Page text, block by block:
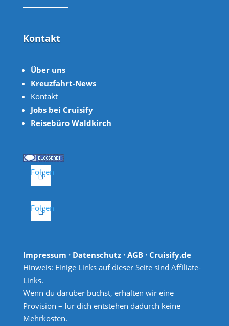
Kontakt
Über uns
Kreuzfahrt-News
Kontakt
Jobs bei Cruisify
Reisebüro Waldkirch
Folgen
Folgen
Impressum · Datenschutz· AGB· Cruisify.de
Hinweis: Einige Links auf dieser Seite sind Affiliate-
Links.
Wenn du darüber buchst, erhalten wir eine
Provision – für dich entstehen dadurch keine
Mehrkosten.